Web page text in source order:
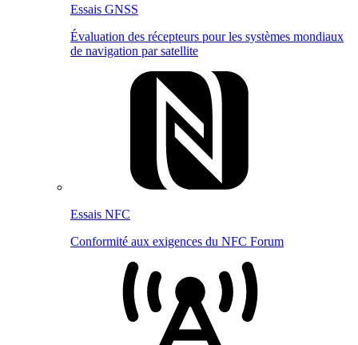
Essais GNSS
Évaluation des récepteurs pour les systèmes mondiaux
de navigation par satellite
Essais NFC
Conformité aux exigences du NFC Forum